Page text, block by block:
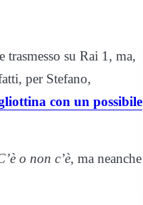
su Rai 1, ma,
per Stefano,
con un possibile
o non c’è, ma neanche